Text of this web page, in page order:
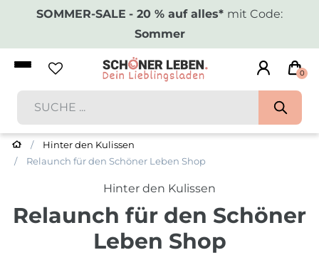
SOMMER-SALE - 20 % auf alles* mit Code:
Sommer
0
Hinter den Kulissen
Relaunch für den Schöner Leben Shop
Hinter den Kulissen
Relaunch für den Schöner
Leben Shop